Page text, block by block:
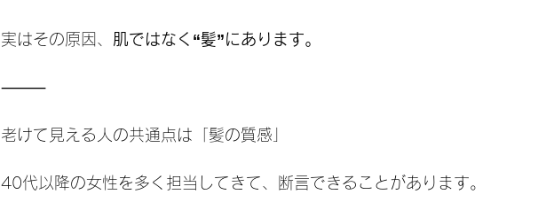
実はその原因、 肌ではなく“髪”にあります。
⸻
老けて見える人の共通点は「髪の質感」
40代以降の女性を多く担当してきて、断言できることがあります。